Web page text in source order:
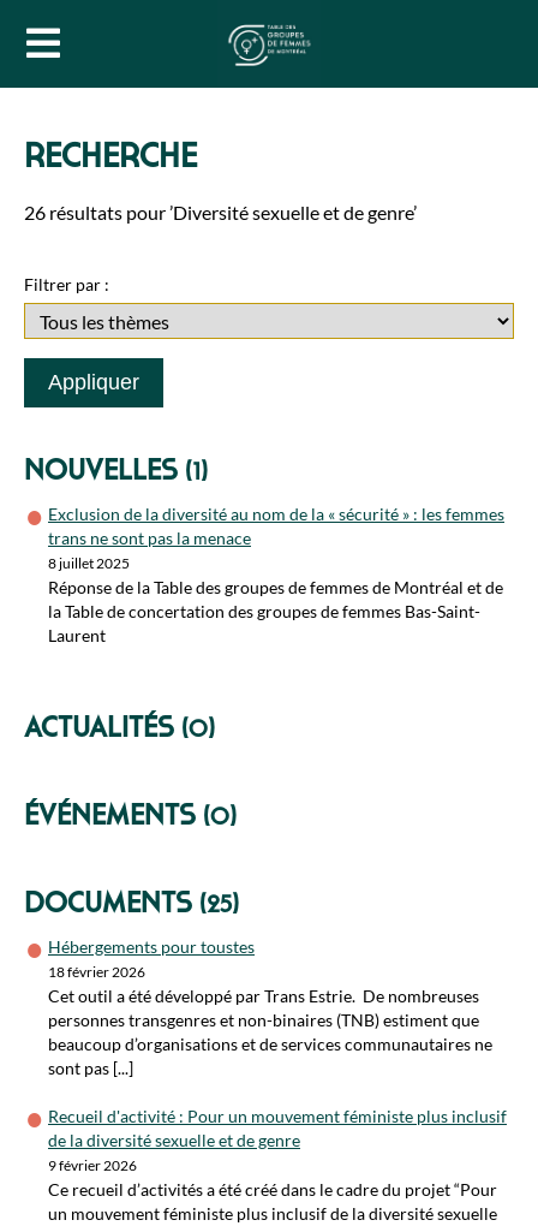
RECHERCHE
26 résultats pour ’Diversité sexuelle et de genre’
Filtrer par :
Nouvelles (1)
Exclusion de la diversité au nom de la « sécurité » : les femmes
trans ne sont pas la menace
8 juillet 2025
Réponse de la Table des groupes de femmes de Montréal et de
la Table de concertation des groupes de femmes Bas-Saint-
Laurent
Actualités (0)
Événements (0)
Documents (25)
Hébergements pour toustes
18 février 2026
Cet outil a été développé par Trans Estrie. De nombreuses
personnes transgenres et non-binaires (TNB) estiment que
beaucoup d’organisations et de services communautaires ne
sont pas [...]
Recueil d'activité : Pour un mouvement féministe plus inclusif
de la diversité sexuelle et de genre
9 février 2026
Ce recueil d’activités a été créé dans le cadre du projet “Pour
un mouvement féministe plus inclusif de la diversité sexuelle